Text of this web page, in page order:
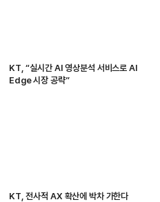
KT, “실시간 AI 영상분석 서비스로 AI
Edge 시장 공략”
KT, 전사적 AX 확산에 박차 가한다